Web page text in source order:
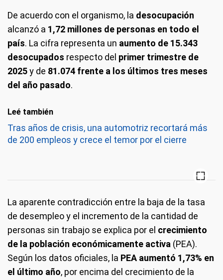
De acuerdo con el organismo, la desocupación
alcanzó a 1,72 millones de personas en todo el
país. La cifra representa un aumento de 15.343
desocupados respecto del primer trimestre de
2025y de 81.074 frente a los últimos tres meses
del año pasado.
Leé también
Tras años de crisis, una automotriz recortará más
de 200 empleos y crece el temor por el cierre
La aparente contradicción entre la baja de la tasa
de desempleo y el incremento de la cantidad de
personas sin trabajo se explica por el crecimiento
de la población económicamente activa (PEA).
Según los datos oficiales, la PEA aumentó 1,73% en
el último año, por encima del crecimiento de la